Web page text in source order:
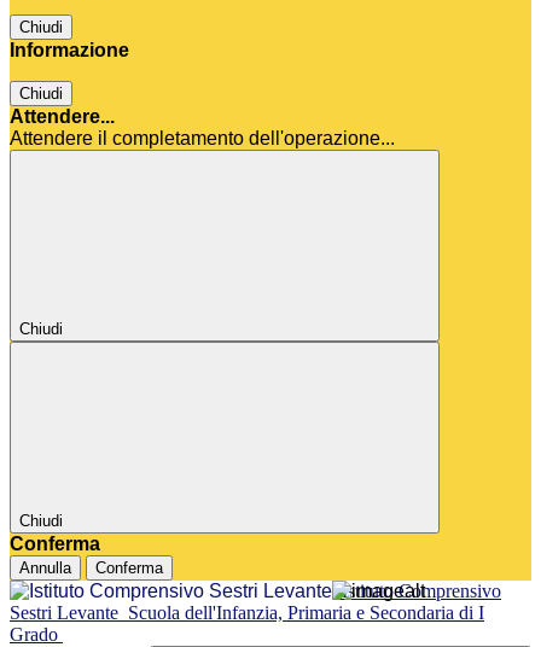
Chiudi
Informazione
Chiudi
Attendere...
Attendere il completamento dell'operazione...
Chiudi
Chiudi
Conferma
Annulla Conferma
Istituto Comprensivo
Sestri Levante Scuola dell'Infanzia, Primaria e Secondaria di I
Grado